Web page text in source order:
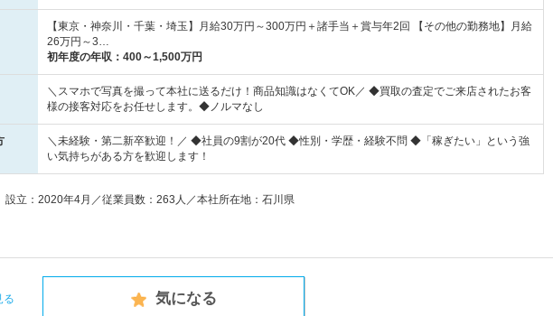
【東京・神奈川・千葉・埼玉】月給30万円～300万円＋諸手当＋賞与年2回 【その他の勤務地】月給
26万円～3…
初年度の年収： 400～1,500万円
＼スマホで写真を撮って本社に送るだけ！商品知識はなくてOK／ ◆買取の査定でご来店されたお客
様の接客対応をお任せします。◆ノルマなし
＼未経験・第二新卒歓迎！／ ◆社員の9割が20代 ◆性別・学歴・経験不問 ◆「稼ぎたい」という強
い気持ちがある方を歓迎します！
設立：2020年4月／従業員数：263人／本社所在地：石川県
る 気になる